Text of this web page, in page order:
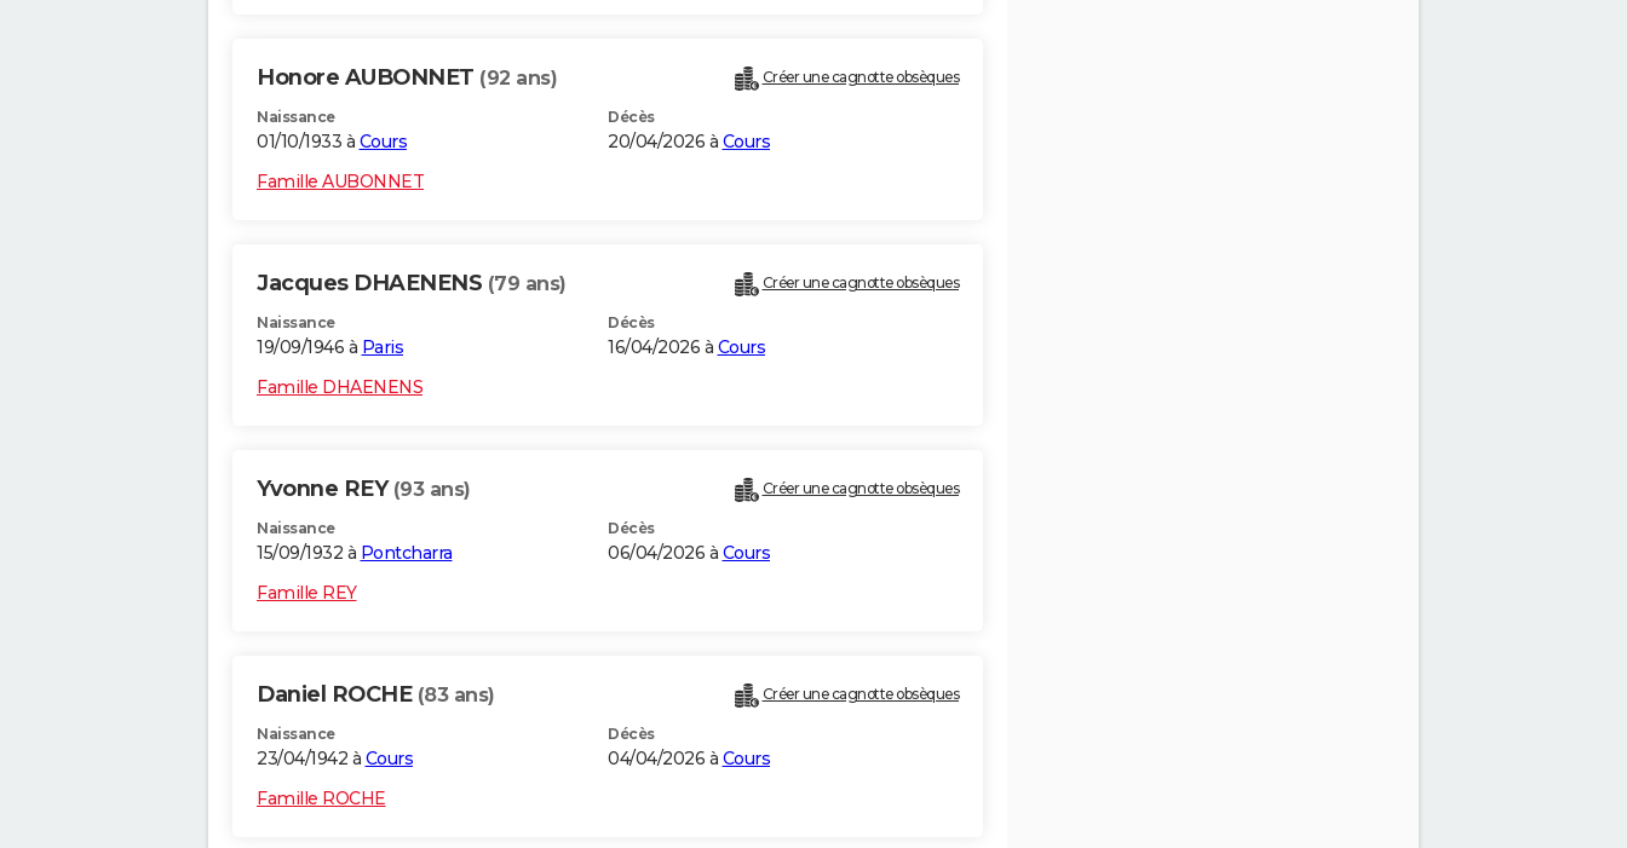
Honore AUBONNET (92 ans) Créer une cagnotte obsèques
Naissance
01/10/1933 à Cours
Décès
20/04/2026 à Cours
Famille AUBONNET
Jacques DHAENENS (79 ans) Créer une cagnotte obsèques
Naissance
19/09/1946 à Paris
Décès
16/04/2026 à Cours
Famille DHAENENS
Yvonne REY (93 ans) Créer une cagnotte obsèques
Naissance
15/09/1932 à Pontcharra
Décès
06/04/2026 à Cours
Famille REY
Daniel ROCHE (83 ans) Créer une cagnotte obsèques
Naissance
23/04/1942 à Cours
Décès
04/04/2026 à Cours
Famille ROCHE